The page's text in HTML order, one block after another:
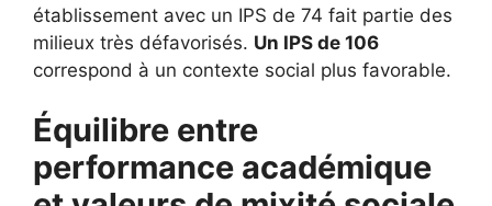
établissement avec un IPS de 74 fait partie des
milieux très défavorisés. Un IPS de 106
correspond à un contexte social plus favorable.
Équilibre entre
performance académique